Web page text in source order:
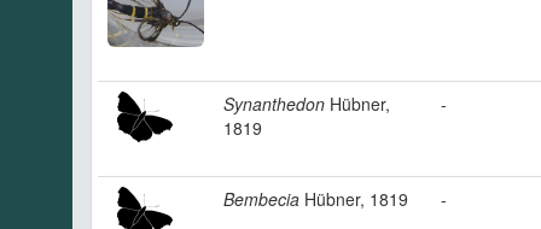
Synanthedon Hübner,
1819
-
Bembecia Hübner, 1819 -